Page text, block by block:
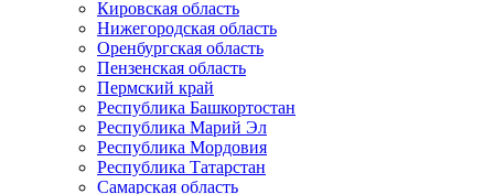
Кировская область
Нижегородская область
Оренбургская область
Пензенская область
Пермский край
Республика Башкортостан
Республика Марий Эл
Республика Мордовия
Республика Татарстан
Самарская область